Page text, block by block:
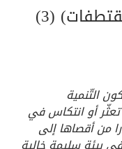
التّنمية
تعثّر أو انتكاس في
من أقصاها إلى